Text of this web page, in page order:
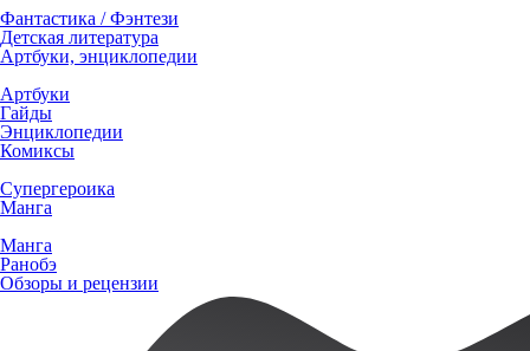
Фантастика / Фэнтези
Детская литература
Артбуки, энциклопедии
Артбуки
Гайды
Энциклопедии
Комиксы
Супергероика
Манга
Манга
Ранобэ
Обзоры и рецензии